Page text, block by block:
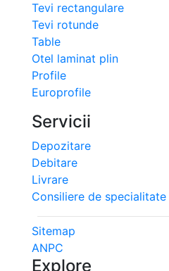
Tevi rectangulare
Tevi rotunde
Table
Otel laminat plin
Profile
Europrofile
Servicii
Depozitare
Debitare
Livrare
Consiliere de specialitate
Sitemap
ANPC
Explore